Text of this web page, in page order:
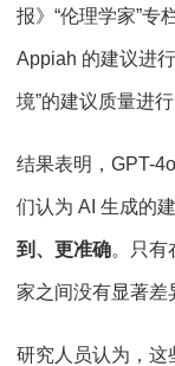
报》“伦理学家”专
Appiah 的建议进
境”的建议质量进行
结果表明，GPT-
们认为 AI 生成的
到、更准确。只有
家之间没有显著差
研究人员认为，这